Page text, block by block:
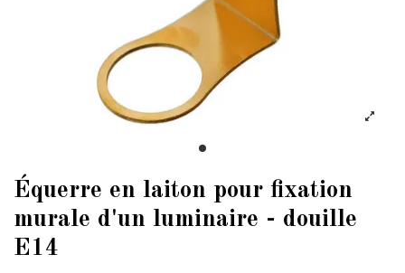
Équerre en laiton pour fixation
murale d'un luminaire - douille
E14